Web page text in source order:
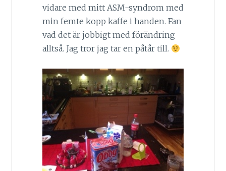
vidare med mitt ASM-syndrom med
min femte kopp kaffe i handen. Fan
vad det är jobbigt med förändring
alltså. Jag tror jag tar en påtår till.